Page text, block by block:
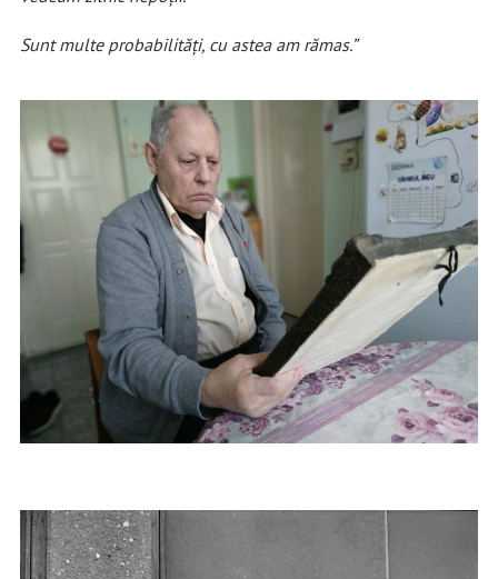
Sunt multe probabilități, cu astea am rămas.”